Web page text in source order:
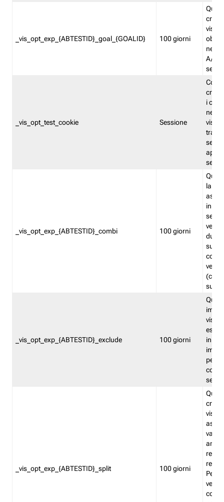
_vis_opt_exp_{ABTESTID}_goal_{GOALID} 100 giorni
nel
A/B.
_vis_opt_test_cookie Sessione
i
nel
_vis_opt_exp_{ABTESTID}_combi 100 giorni
la
in
_vis_opt_exp_{ABTESTID}_exclude 100 giorni
in
_vis_opt_exp_{ABTESTID}_split 100 giorni